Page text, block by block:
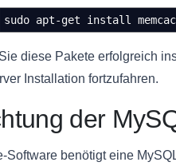
sudo apt-get install
diese Pakete erfolgreich
Installation fortzufahren.
der
Software benötigt eine